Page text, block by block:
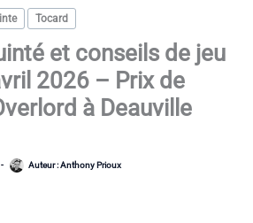
Tocard
et conseils de jeu
2026 – Prix de
à Deauville
- Auteur :Anthony Prioux